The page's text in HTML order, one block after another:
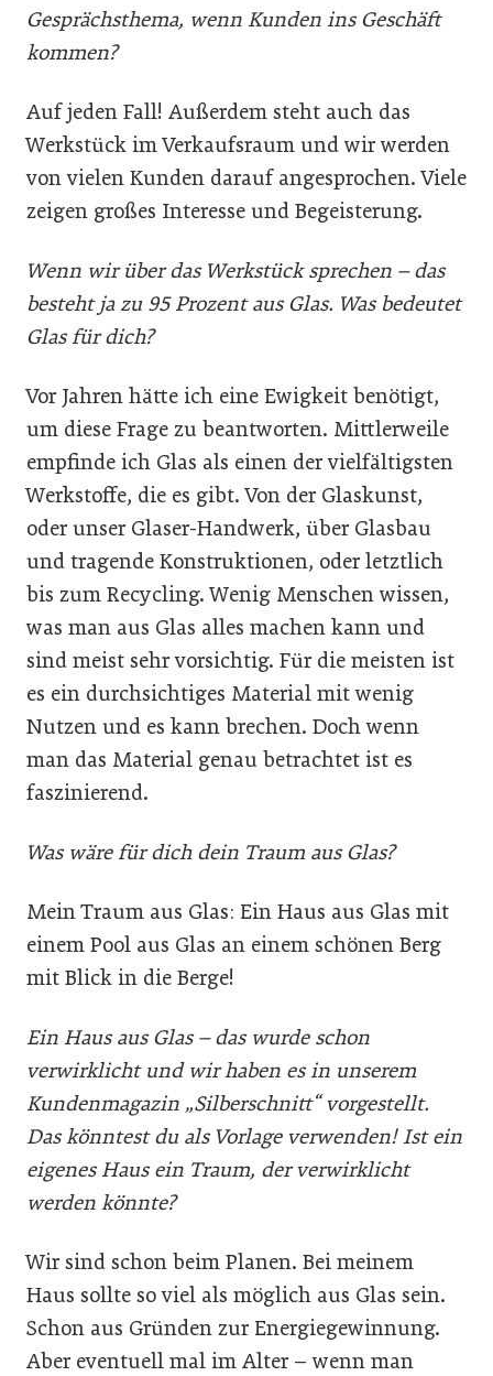
Gesprächsthema, wenn Kunden ins Geschäft
kommen?
Auf jeden Fall! Außerdem steht auch das
Werkstück im Verkaufsraum und wir werden
von vielen Kunden darauf angesprochen. Viele
zeigen großes Interesse und Begeisterung.
Wenn wir über das Werkstück sprechen – das
besteht ja zu 95 Prozent aus Glas. Was bedeutet
Glas für dich?
Vor Jahren hätte ich eine Ewigkeit benötigt,
um diese Frage zu beantworten. Mittlerweile
empfinde ich Glas als einen der vielfältigsten
Werkstoffe, die es gibt. Von der Glaskunst,
oder unser Glaser-Handwerk, über Glasbau
und tragende Konstruktionen, oder letztlich
bis zum Recycling. Wenig Menschen wissen,
was man aus Glas alles machen kann und
sind meist sehr vorsichtig. Für die meisten ist
es ein durchsichtiges Material mit wenig
Nutzen und es kann brechen. Doch wenn
man das Material genau betrachtet ist es
faszinierend.
Was wäre für dich dein Traum aus Glas?
Mein Traum aus Glas: Ein Haus aus Glas mit
einem Pool aus Glas an einem schönen Berg
mit Blick in die Berge!
Ein Haus aus Glas – das wurde schon
verwirklicht und wir haben es in unserem
Kundenmagazin „Silberschnitt“ vorgestellt.
Das könntest du als Vorlage verwenden! Ist ein
eigenes Haus ein Traum, der verwirklicht
werden könnte?
Wir sind schon beim Planen. Bei meinem
Haus sollte so viel als möglich aus Glas sein.
Schon aus Gründen zur Energiegewinnung.
Aber eventuell mal im Alter – wenn man